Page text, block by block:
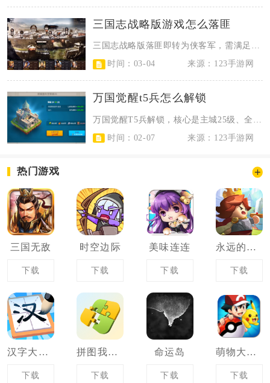
三国志战略版游戏怎么落匪
三国志战略版落匪即转为侠客军，需满足服务器进度、主城等级、身份限制等条件，在...
时间：03-04
来源：123手游网
万国觉醒t5兵怎么解锁
时间：02-07
来源：123手游网
热门游戏
三国无敌
下载
时空边际
下载
美味连连
下载
永远的蔚蓝星球
下载
汉字大英雄
下载
拼图我最快
下载
命运岛
下载
萌物大乱斗
下载